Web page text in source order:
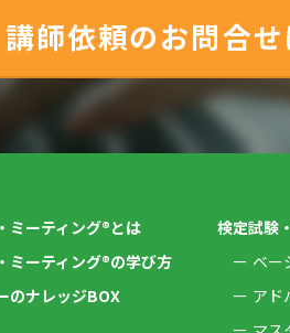
講師依頼のお問合
ミーティング®とは
ミーティング®の学び方
のナレッジBOX
検定試験
ベー
アド